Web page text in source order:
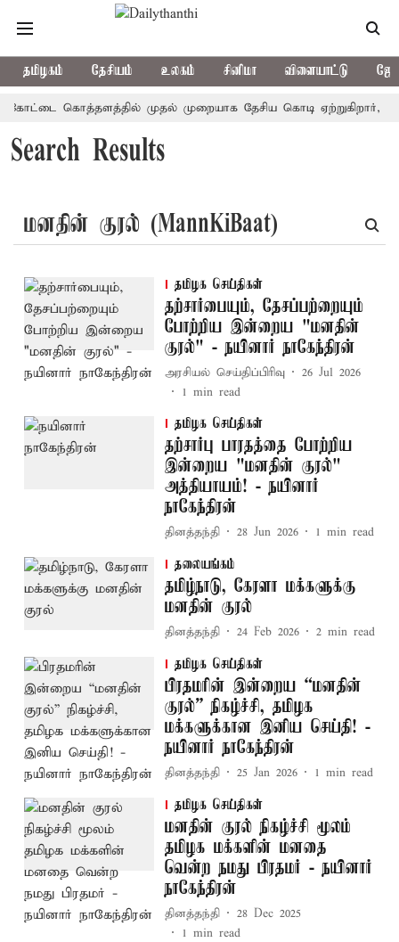
தமிழகம் தேசியம் உலகம் சினிமா விளையாட்டு
கோட்டை கொத்தளத்தில் முதல் முறையாக தேசிய கொடி ஏற்றுகிறார்,
Search Results
தமிழக செய்திகள்
தற்சார்பையும், தேசப்பற்றையும்
போற்றிய இன்றைய "மனதின்
குரல்" - நயினார் நாகேந்திரன்
அரசியல் செய்திப்பிரிவு
26 Jul 2026
1 min read
தமிழக செய்திகள்
தற்சார்பு பாரதத்தை போற்றிய
இன்றைய "மனதின் குரல்"
அத்தியாயம்! - நயினார்
நாகேந்திரன்
தினத்தந்தி 28 Jun 2026 1 min read
தலையங்கம்
தமிழ்நாடு, கேரளா மக்களுக்கு
மனதின் குரல்
தினத்தந்தி 24 Feb 2026 2 min read
தமிழக செய்திகள்
பிரதமரின் இன்றைய “மனதின்
குரல்” நிகழ்ச்சி, தமிழக
மக்களுக்கான இனிய செய்தி! -
நயினார் நாகேந்திரன்
தினத்தந்தி 25 Jan 2026 1 min read
தமிழக செய்திகள்
மனதின் குரல் நிகழ்ச்சி மூலம்
தமிழக மக்களின் மனதை
வென்ற நமது பிரதமர் - நயினார்
நாகேந்திரன்
தினத்தந்தி
28 Dec 2025
1 min read